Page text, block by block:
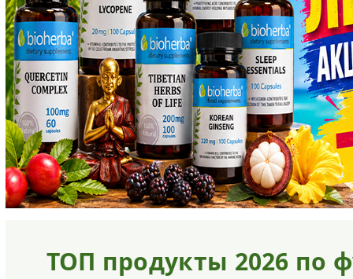
ТОП продукты 2026 по